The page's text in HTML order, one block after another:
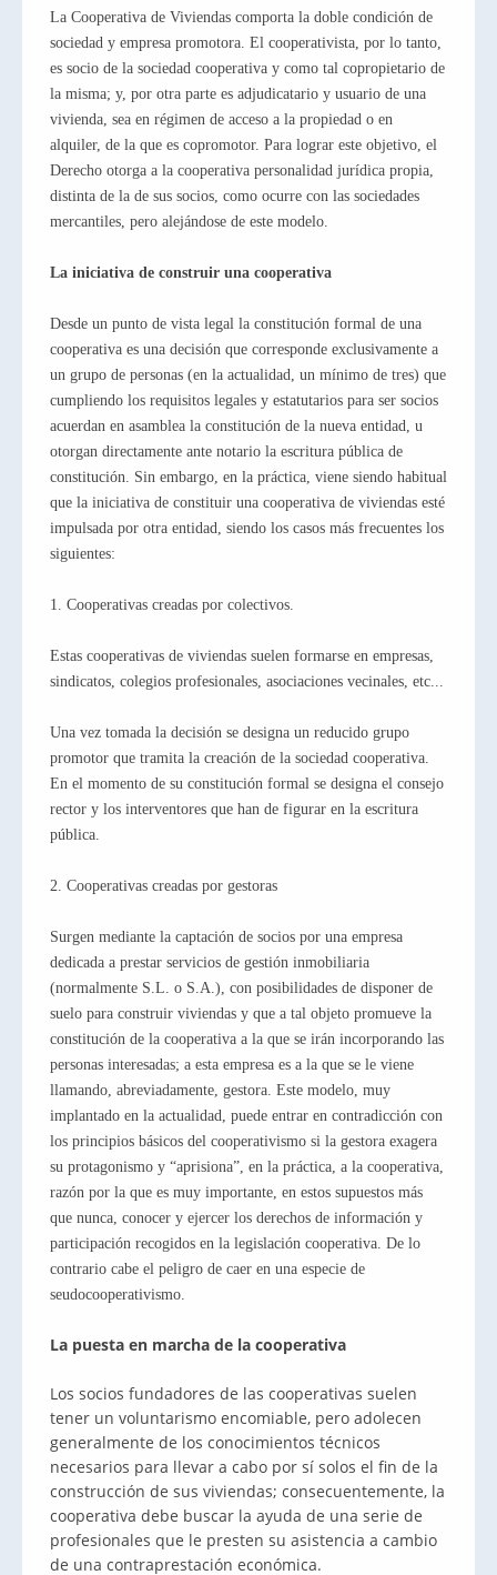
La Cooperativa de Viviendas comporta la doble condición de
sociedad y empresa promotora. El cooperativista, por lo tanto,
es socio de la sociedad cooperativa y como tal copropietario de
la misma; y, por otra parte es adjudicatario y usuario de una
vivienda, sea en régimen de acceso a la propiedad o en
alquiler, de la que es copromotor. Para lograr este objetivo, el
Derecho otorga a la cooperativa personalidad jurídica propia,
distinta de la de sus socios, como ocurre con las sociedades
mercantiles, pero alejándose de este modelo.
La iniciativa de construir una cooperativa
Desde un punto de vista legal la constitución formal de una
cooperativa es una decisión que corresponde exclusivamente a
un grupo de personas (en la actualidad, un mínimo de tres) que
cumpliendo los requisitos legales y estatutarios para ser socios
acuerdan en asamblea la constitución de la nueva entidad, u
otorgan directamente ante notario la escritura pública de
constitución. Sin embargo, en la práctica, viene siendo habitual
que la iniciativa de constituir una cooperativa de viviendas esté
impulsada por otra entidad, siendo los casos más frecuentes los
siguientes:
1. Cooperativas creadas por colectivos.
Estas cooperativas de viviendas suelen formarse en empresas,
sindicatos, colegios profesionales, asociaciones vecinales, etc...
Una vez tomada la decisión se designa un reducido grupo
promotor que tramita la creación de la sociedad cooperativa.
En el momento de su constitución formal se designa el consejo
rector y los interventores que han de figurar en la escritura
pública.
2. Cooperativas creadas por gestoras
Surgen mediante la captación de socios por una empresa
dedicada a prestar servicios de gestión inmobiliaria
(normalmente S.L. o S.A.), con posibilidades de disponer de
suelo para construir viviendas y que a tal objeto promueve la
constitución de la cooperativa a la que se irán incorporando las
personas interesadas; a esta empresa es a la que se le viene
llamando, abreviadamente, gestora. Este modelo, muy
implantado en la actualidad, puede entrar en contradicción con
los principios básicos del cooperativismo si la gestora exagera
su protagonismo y “aprisiona”, en la práctica, a la cooperativa,
razón por la que es muy importante, en estos supuestos más
que nunca, conocer y ejercer los derechos de información y
participación recogidos en la legislación cooperativa. De lo
contrario cabe el peligro de caer en una especie de
seudocooperativismo.
La puesta en marcha de la cooperativa
Los socios fundadores de las cooperativas suelen
tener un voluntarismo encomiable, pero adolecen
generalmente de los conocimientos técnicos
necesarios para llevar a cabo por sí solos el fin de la
construcción de sus viviendas; consecuentemente, la
cooperativa debe buscar la ayuda de una serie de
profesionales que le presten su asistencia a cambio
de una contraprestación económica.